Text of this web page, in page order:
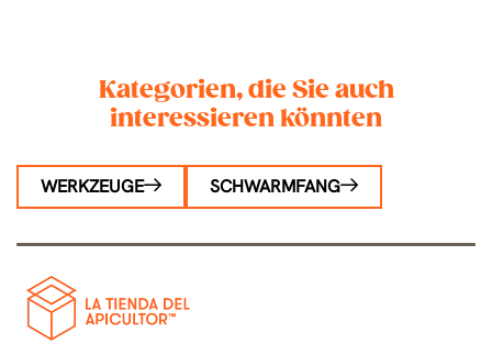
Kategorien, die Sie auch
interessieren könnten
WERKZEUGE SCHWARMFANG